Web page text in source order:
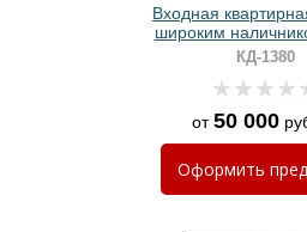
Входная
широким
вставкой стекла и
графит
КД-1380
от50 000
Оформить